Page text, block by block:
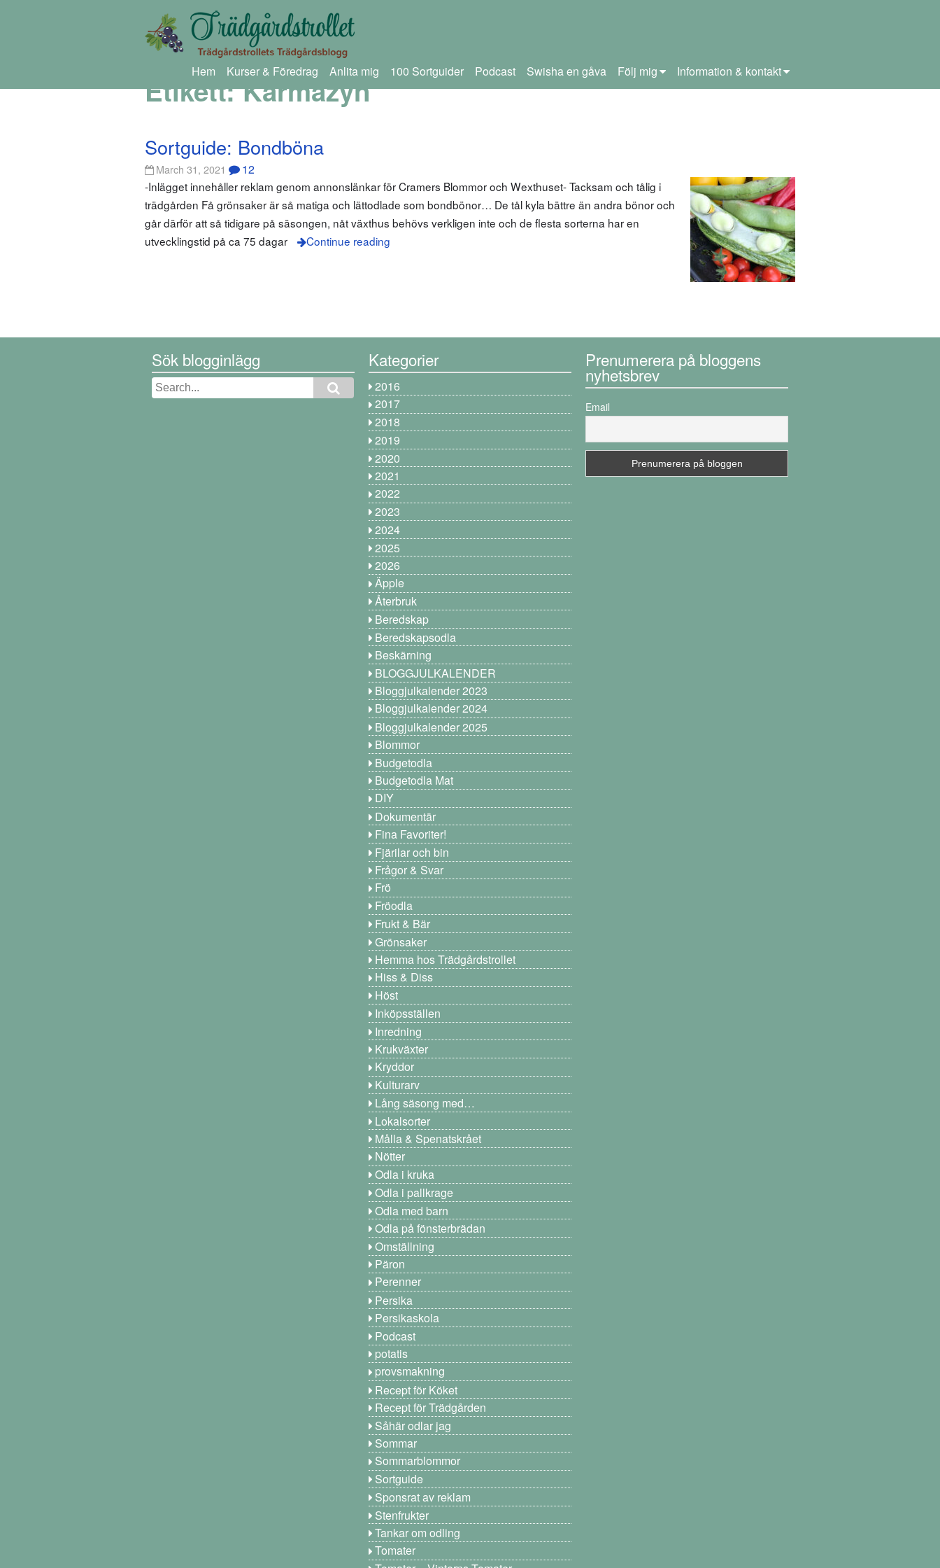
Hem Kurser & Föredrag Anlita mig 100 Sortguider Podcast Swisha en gåva Följ mig Information & kontakt
Etikett:Karmazyn
Sortguide: Bondböna
March 31, 2021 12
-Inlägget innehåller reklam genom annonslänkar för Cramers Blommor och Wexthuset- Tacksam och tålig i
trädgården Få grönsaker är så matiga och lättodlade som bondbönor… De tål kyla bättre än andra bönor och
går därför att så tidigare på säsongen, nåt växthus behövs verkligen inte och de flesta sorterna har en
utvecklingstid på ca 75 dagar
Continue reading
Sök blogginlägg Kategorier
2016
2017
2018
2019
2020
2021
2022
2023
2024
2025
2026
Äpple
Återbruk
Beredskap
Beredskapsodla
Beskärning
BLOGGJULKALENDER
Bloggjulkalender 2023
Bloggjulkalender 2024
Bloggjulkalender 2025
Blommor
Budgetodla
Budgetodla Mat
DIY
Dokumentär
Fina Favoriter!
Fjärilar och bin
Frågor & Svar
Frö
Fröodla
Frukt & Bär
Grönsaker
Hemma hos Trädgårdstrollet
Hiss & Diss
Höst
Inköpsställen
Inredning
Krukväxter
Kryddor
Kulturarv
Lång säsong med…
Lokalsorter
Målla & Spenatskrået
Nötter
Odla i kruka
Odla i pallkrage
Odla med barn
Odla på fönsterbrädan
Omställning
Päron
Perenner
Persika
Persikaskola
Podcast
potatis
provsmakning
Recept för Köket
Recept för Trädgården
Såhär odlar jag
Sommar
Sommarblommor
Sortguide
Sponsrat av reklam
Stenfrukter
Tankar om odling
Tomater
Prenumerera på bloggens
nyhetsbrev
Email